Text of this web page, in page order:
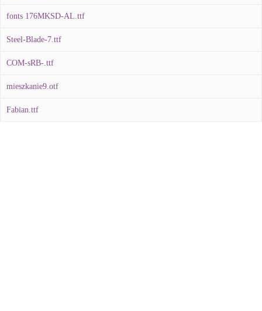
fonts 176MKSD-AL.ttf
Steel-Blade-7.ttf
COM-sRB-.ttf
mieszkanie9.otf
Fabian.ttf